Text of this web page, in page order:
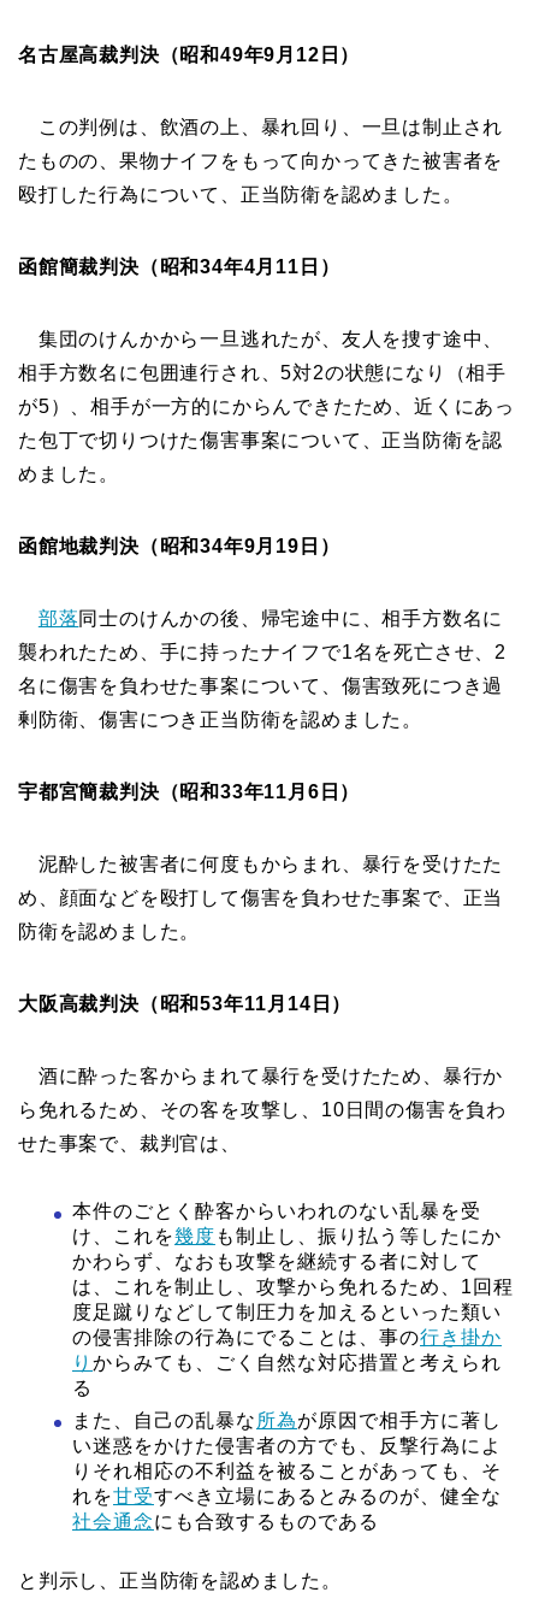
名古屋高裁判決（昭和49年9月12日）
この判例は、飲酒の上、暴れ回り、一旦は制止され
たものの、果物ナイフをもって向かってきた被害者を
殴打した行為について、正当防衛を認めました。
函館簡裁判決（昭和34年4月11日）
集団のけんかから一旦逃れたが、友人を捜す途中、
相手方数名に包囲連行され、5対2の状態になり（相手
が5）、相手が一方的にからんできたため、近くにあっ
た包丁で切りつけた傷害事案について、正当防衛を認
めました。
函館地裁判決（昭和34年9月19日）
部落同士のけんかの後、帰宅途中に、相手方数名に
襲われたため、手に持ったナイフで1名を死亡させ、2
名に傷害を負わせた事案について、傷害致死につき過
剰防衛、傷害につき正当防衛を認めました。
宇都宮簡裁判決（昭和33年11月6日）
泥酔した被害者に何度もからまれ、暴行を受けたた
め、顔面などを殴打して傷害を負わせた事案で、正当
防衛を認めました。
大阪高裁判決（昭和53年11月14日）
酒に酔った客からまれて暴行を受けたため、暴行か
ら免れるため、その客を攻撃し、10日間の傷害を負わ
せた事案で、裁判官は、
本件のごとく酔客からいわれのない乱暴を受
け、これを幾度 も制止し、振り払う等したにか
かわらず、なおも攻撃を継続する者に対して
は、これを制止し、攻撃から免れるため、1回程
度足蹴りなどして制圧力を加えるといった類い
の侵害排除の行為にでることは、事の行き掛か
り からみても、ごく自然な対応措置と考えられ
る
また、自己の乱暴な 所為が原因で相手方に著し
い迷惑をかけた侵害者の方でも、反撃行為によ
りそれ相応の不利益を被ることがあっても、そ
れを甘受すべき立場にあるとみるのが、健全な
社会通念にも合致するものである
と判示し、正当防衛を認めました。